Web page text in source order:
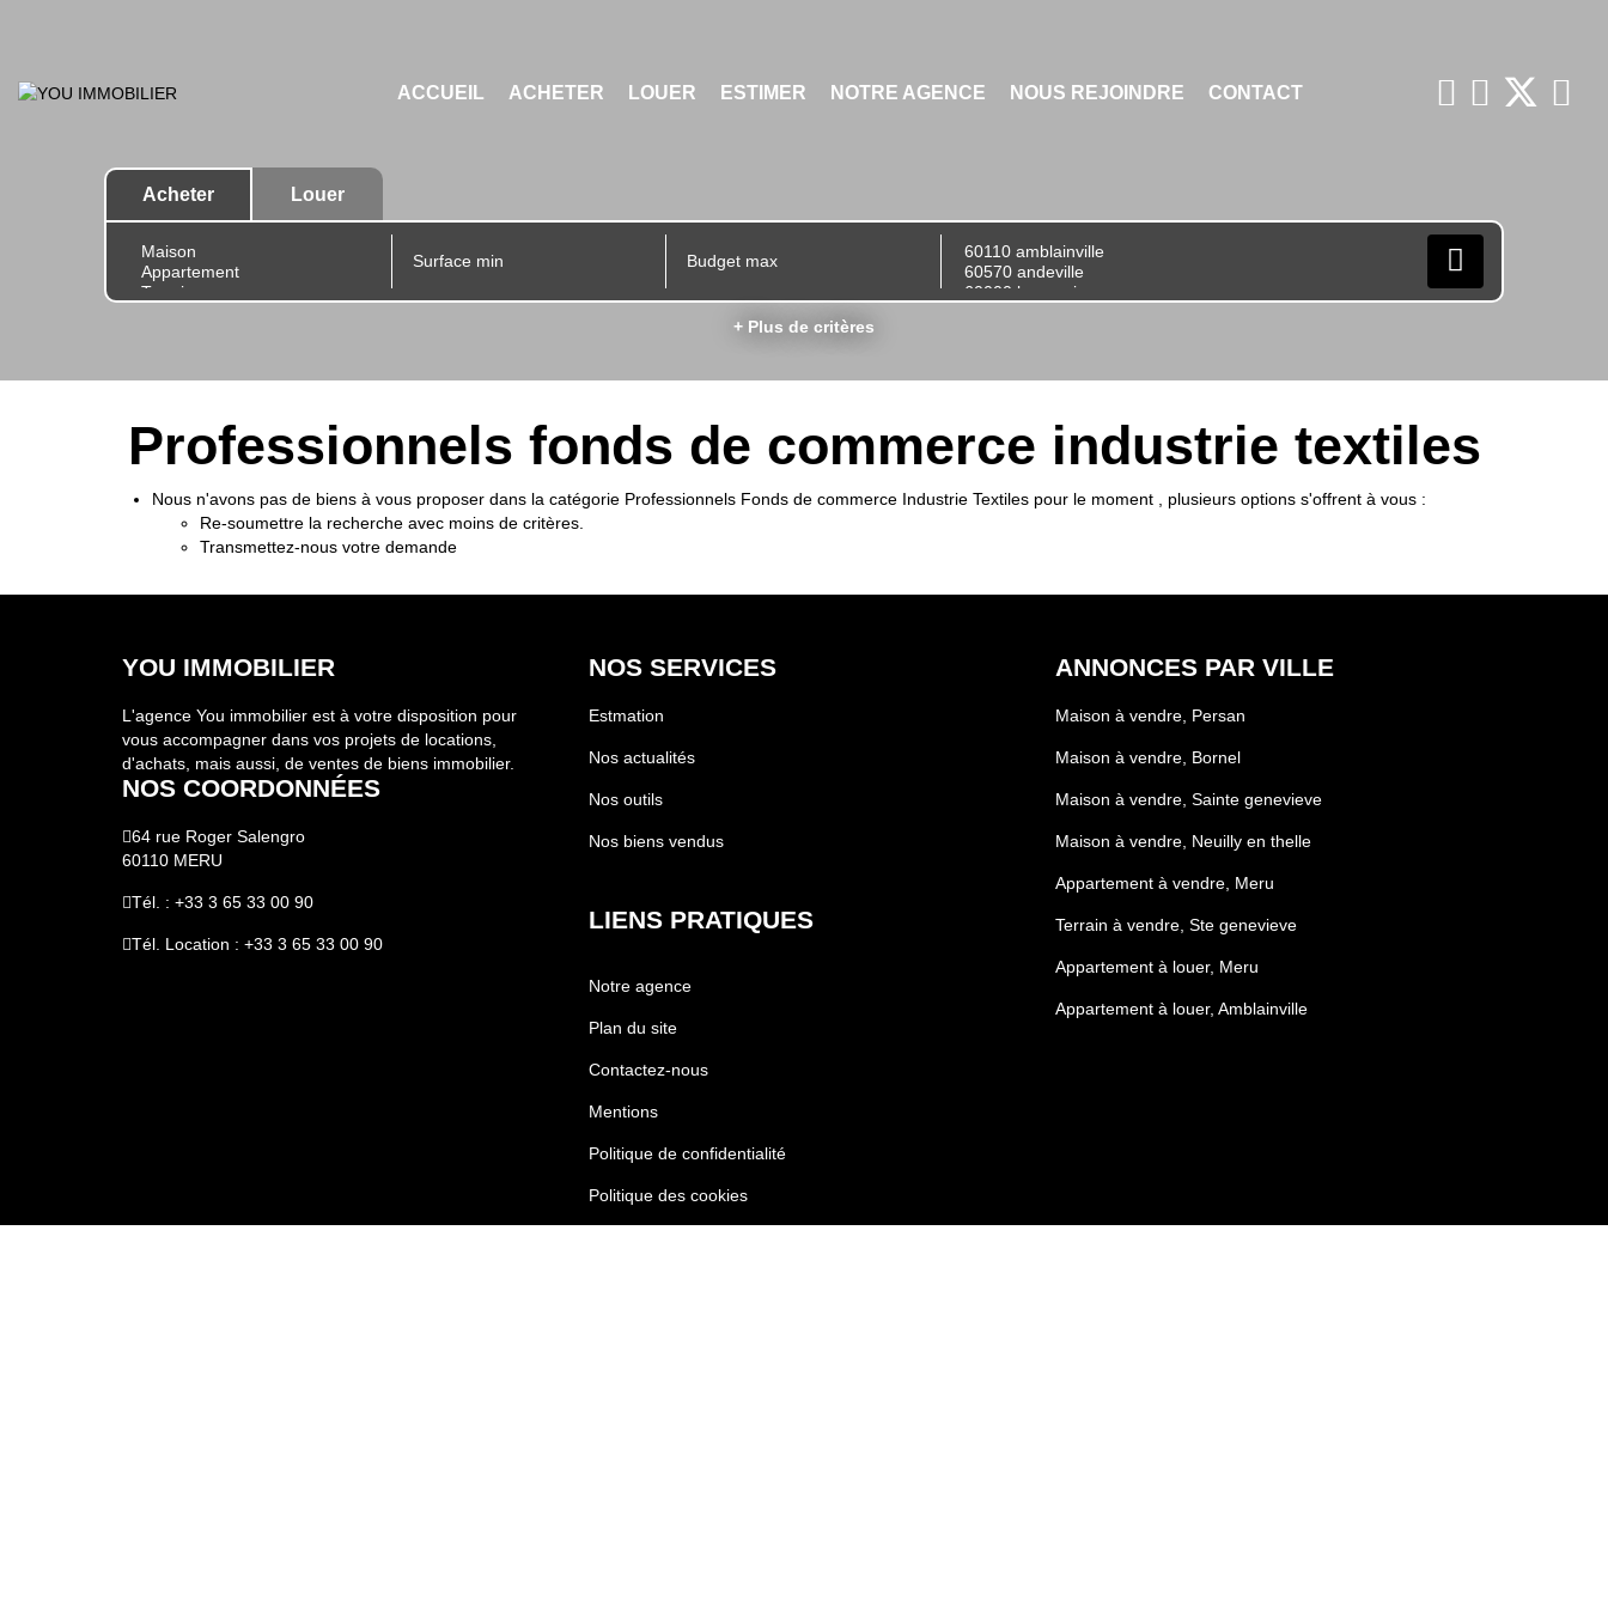
ACCUEIL ACHETER LOUER ESTIMER NOTRE AGENCE NOUS REJOINDRE CONTACT
Acheter Louer
+ Plus de critères
Professionnels fonds de commerce industrie textiles
Nous n'avons pas de biens à vous proposer dans la catégorie Professionnels Fonds de commerce Industrie Textiles pour le moment , plusieurs options s'offrent à vous :
Re-soumettre la recherche avec moins de critères.
Transmettez-nous votre demande
YOU IMMOBILIER
L'agence You immobilier est à votre disposition pour
vous accompagner dans vos projets de locations,
d'achats, mais aussi, de ventes de biens immobilier.
NOS COORDONNÉES
64 rue Roger Salengro
60110 MERU
Tél. : +33 3 65 33 00 90
Tél. Location : +33 3 65 33 00 90
NOS SERVICES
Estmation
Nos actualités
Nos outils
Nos biens vendus
LIENS PRATIQUES
Notre agence
Plan du site
Contactez-nous
Mentions
Politique de confidentialité
Politique des cookies
ANNONCES PAR VILLE
Maison à vendre, Persan
Maison à vendre, Bornel
Maison à vendre, Sainte genevieve
Maison à vendre, Neuilly en thelle
Appartement à vendre, Meru
Terrain à vendre, Ste genevieve
Appartement à louer, Meru
Appartement à louer, Amblainville